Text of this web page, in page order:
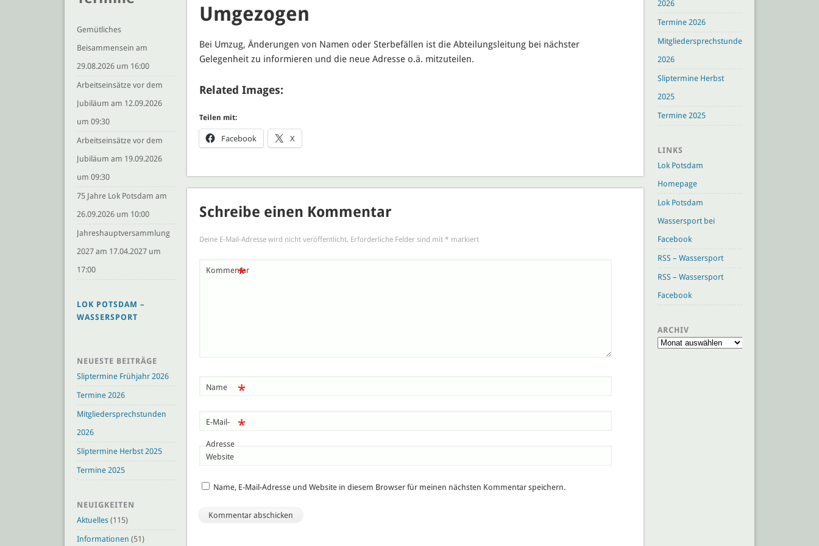
Umgezogen
Bei Umzug, Änderungen von Namen oder Sterbefällen ist die Abteilungsleitung bei nächster
Gelegenheit zu informieren und die neue Adresse o.ä. mitzuteilen.
Related Images:
Teilen mit:
Facebook X
Schreibe einen Kommentar
Deine E-Mail-Adresse wird nicht veröffentlicht. Erforderliche Felder sind mit* markiert
Kommentar
*
Name *
E-Mail-
Adresse
*
Website
Name, E-Mail-Adresse und Website in diesem Browser für meinen nächsten Kommentar speichern.
Gemütliches
Beisammensein am
29.08.2026 um 16:00
Arbeitseinsätze vor dem
Jubiläum am 12.09.2026
um 09:30
Arbeitseinsätze vor dem
Jubiläum am 19.09.2026
um 09:30
75 Jahre Lok Potsdam am
26.09.2026 um 10:00
Jahreshauptversammlung
2027 am 17.04.2027 um
17:00
LOK POTSDAM –
WASSERSPORT
NEUESTE BEITRÄGE
Sliptermine Frühjahr 2026
Termine 2026
Mitgliedersprechstunden
2026
Sliptermine Herbst 2025
Termine 2025
NEUIGKEITEN
Aktuelles(115)
Informationen (51)
2026
Termine 2026
Mitgliedersprechstunden
2026
Sliptermine Herbst
2025
Termine 2025
LINKS
Lok Potsdam
Homepage
Lok Potsdam
Wassersport bei
Facebook
RSS – Wassersport
RSS – Wassersport
Facebook
ARCHIV
Archiv